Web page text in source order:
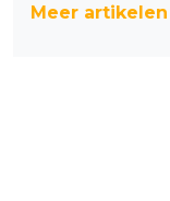
Meer artikelen